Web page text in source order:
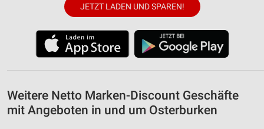
JETZT LADEN UND SPAREN!
Weitere Netto Marken-Discount Geschäfte
mit Angeboten in und um Osterburken
Verwendung reduzierter Daten zur Auswahl von
IAB-Besonderheiten:
Verwendung genauer Standortdaten
Informationen identifizieren
Nicht-IAB-Verarbeitungszwecke: